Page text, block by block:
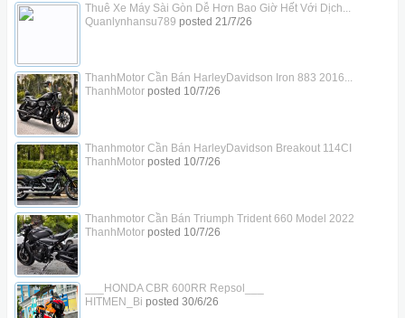
Thuê Xe Máy Sài Gòn Dễ Hơn Bao Giờ Hết Với Dịch...
Quanlynhansu789 posted 21/7/26
ThanhMotor Cần Bán HarleyDavidson Iron 883 2016...
ThanhMotorposted 10/7/26
Thanhmotor Cần Bán HarleyDavidson Breakout 114CI
ThanhMotorposted 10/7/26
Thanhmotor Cần Bán Triumph Trident 660 Model 2022
ThanhMotorposted 10/7/26
___HONDA CBR 600RR Repsol___
HITMEN_Bi posted 30/6/26